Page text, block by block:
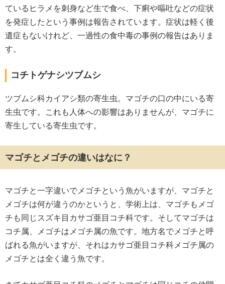
ているヒラメを刺身など生で食べ、下痢や嘔吐などの症状
を発症したという事例は報告されています。症状は軽く後
遺症もないけれど、一過性の食中毒の事例の報告はありま
す。
コチトゲナシツブムシ
ツブムシ科カイアシ類の寄生虫。マゴチの口の中にいる寄
生虫です。これも人体への影響はありませんが、マゴチに
寄生している寄生虫です。
マゴチとメゴチの違いはなに？
マゴチと一字違いでメゴチという魚がいますが、マゴチと
メゴチは何が違うのかというと、学術上は、マゴチもメゴ
チも同じスズキ目カサゴ亜目コチ科です。そしてマゴチは
コチ属、メゴチはメゴチ属の魚です。地方名でメゴチと呼
ばれる魚がいますが、それはカサゴ亜目コチ科メゴチ属の
メゴチとは全く違う魚です。